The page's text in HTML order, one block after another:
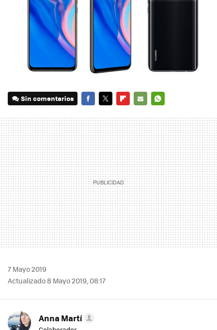
Sin comentarios
MAIL
7 Mayo 2019
Actualizado 8 Mayo 2019, 08:17
Anna Martí